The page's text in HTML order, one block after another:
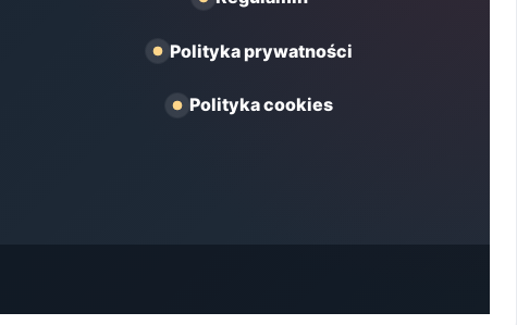
Polityka prywatności
Polityka cookies